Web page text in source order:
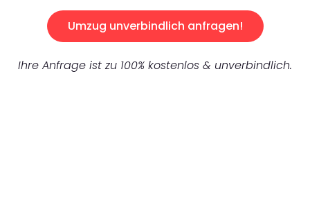
Umzug unverbindlich anfragen!
Ihre Anfrage ist zu 100% kostenlos & unverbindlich.